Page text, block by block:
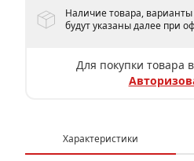
Наличие товара, варианты
будут указаны далее при
Для покупки товара
Характеристики